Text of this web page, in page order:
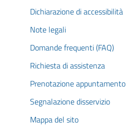
Dichiarazione di accessibilità
Note legali
Domande frequenti (FAQ)
Richiesta di assistenza
Prenotazione appuntamento
Segnalazione disservizio
Mappa del sito